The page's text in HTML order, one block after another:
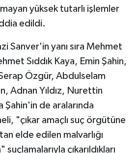
yüksek tutarlı işlemler
edildi.
Sanver'in yanı sıra Mehmet
Sıddık Kaya, Emin Şahin,
Özgür, Abdulselam
Adnan Yıldız, Nurettin
Şahin'in de aralarında
"çıkar amaçlı suç örgütüne
elde edilen malvarlığı
çıkarıldıkları